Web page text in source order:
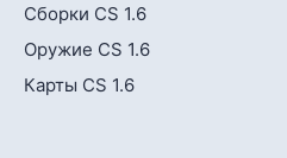
Сборки CS 1.6
Оружие CS 1.6
Карты CS 1.6